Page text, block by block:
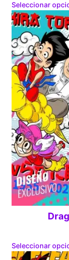
Seleccionar
Seleccionar